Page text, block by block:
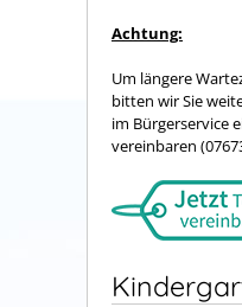
Achtung:
Um längere
bitten wir Sie
im Bürgerservice
vereinbaren